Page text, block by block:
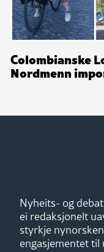
Colombianske
Nordmenn
Nyheits- og
ei redaksjonelt
styrkje
engasjementet til